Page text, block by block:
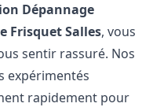
Dépannage
FrisquetSalles, vous
sentir rassuré. Nos
expérimentés
rapidement pour